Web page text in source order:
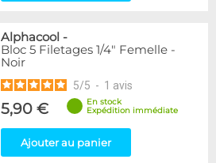
28
Alphacool -
Bloc 5 Filetages 1/4" Femelle -
Noir
5/5 - 1 avis
5,90 €
En stock
Expédition immédiate
Ajouter au panier